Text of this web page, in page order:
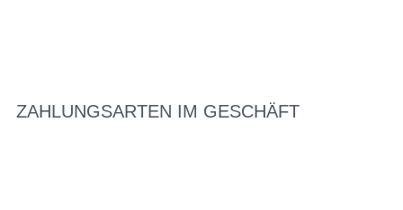
ZAHLUNGSARTEN IM GESCHÄFT